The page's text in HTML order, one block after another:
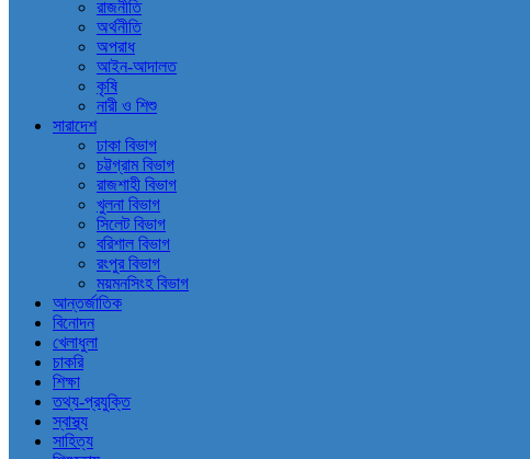
রাজনীতি
অর্থনীতি
অপরাধ
আইন-আদালত
কৃষি
নারী ও শিশু
সারাদেশ
ঢাকা বিভাগ
চট্টগ্রাম বিভাগ
রাজশাহী বিভাগ
খুলনা বিভাগ
সিলেট বিভাগ
বরিশাল বিভাগ
রংপুর বিভাগ
ময়মনসিংহ বিভাগ
আন্তর্জাতিক
বিনোদন
খেলাধুলা
চাকরি
শিক্ষা
তথ্য-প্রযুক্তি
স্বাস্থ্য
সাহিত্য